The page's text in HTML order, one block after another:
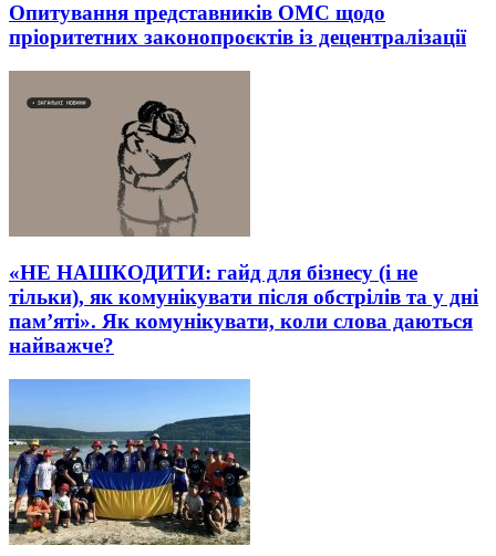
Опитування представників ОМС щодо
пріоритетних законопроєктів із децентралізації
«НЕ НАШКОДИТИ: гайд для бізнесу (і не
тільки), як комунікувати після обстрілів та у дні
пам’яті». Як комунікувати, коли слова даються
найважче?